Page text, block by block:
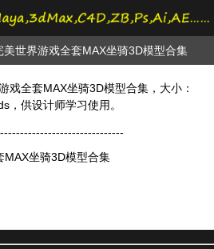
美世界游戏全套MAX坐骑3D模型合集
戏全套MAX坐骑3D模型合集，大小：
，供设计师学习使用。
MAX坐骑3D模型合集